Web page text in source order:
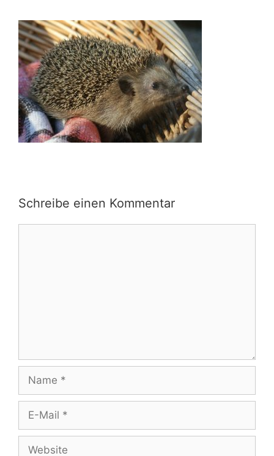
Schreibe einen Kommentar
Name
Website